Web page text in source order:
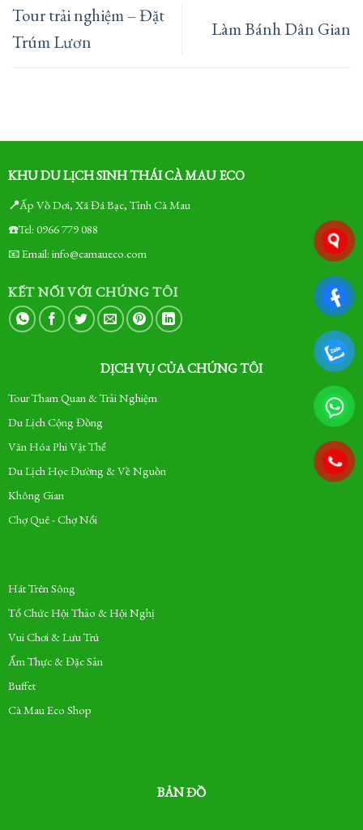
Tour trải nghiệm – Đặt
Trúm Lươn
Làm Bánh Dân Gian
KHU DU LỊCH SINH THÁI CÀ MAU ECO
📍Ấp Vồ Dơi, Xã Đá Bạc, Tỉnh Cà Mau
☎️Tel: 0966 779 088
📧 Email: info@camaueco.com
KẾT NỐI VỚI CHÚNG TÔI
DỊCH VỤ CỦA CHÚNG TÔI
Tour Tham Quan & Trải Nghiệm
Du Lịch Cộng Đồng
Văn Hóa Phi Vật Thể
Du Lịch Học Đường & Về Nguồn
Không Gian
Chợ Quê - Chợ Nổi
Hát Trên Sông
Tổ Chức Hội Thảo & Hội Nghị
Vui Chơi & Lưu Trú
Ẩm Thực & Đặc Sản
Buffet
Cà Mau Eco Shop
BẢN ĐỒ